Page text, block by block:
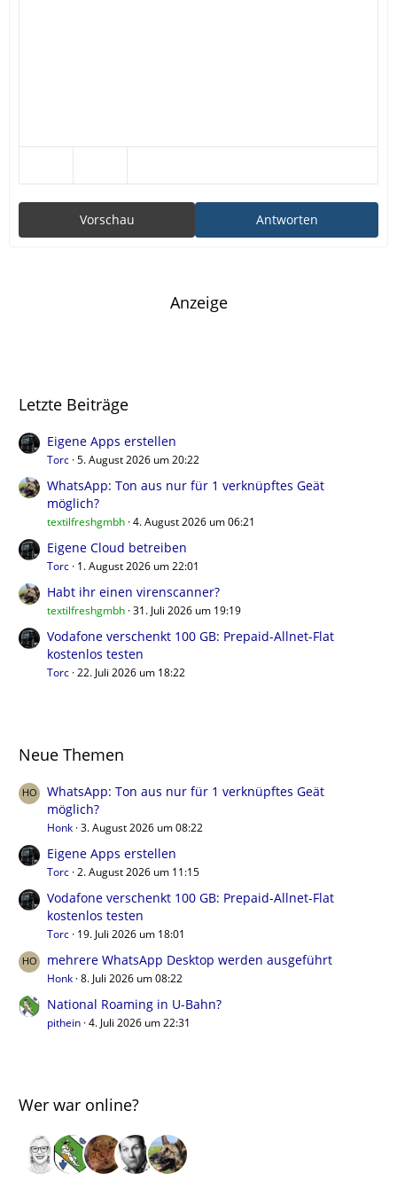
Antworten
Vorschau
Anzeige
Letzte Beiträge
Eigene Apps erstellen
Torc 5. August 2026 um 20:22
WhatsApp: Ton aus nur für 1 verknüpftes Geät
möglich?
textilfreshgmbh 4. August 2026 um 06:21
Eigene Cloud betreiben
Torc 1. August 2026 um 22:01
Habt ihr einen virenscanner?
textilfreshgmbh 31. Juli 2026 um 19:19
Vodafone verschenkt 100 GB: Prepaid-Allnet-Flat
kostenlos testen
Torc 22. Juli 2026 um 18:22
Neue Themen
WhatsApp: Ton aus nur für 1 verknüpftes Geät
möglich?
Honk 3. August 2026 um 08:22
Eigene Apps erstellen
Torc 2. August 2026 um 11:15
Vodafone verschenkt 100 GB: Prepaid-Allnet-Flat
kostenlos testen
Torc 19. Juli 2026 um 18:01
mehrere WhatsApp Desktop werden ausgeführt
Honk 8. Juli 2026 um 08:22
National Roaming in U-Bahn?
pithein 4. Juli 2026 um 22:31
Wer war online?